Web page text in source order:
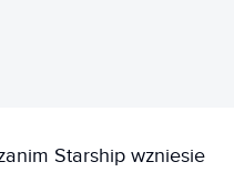
Starship wzniesie